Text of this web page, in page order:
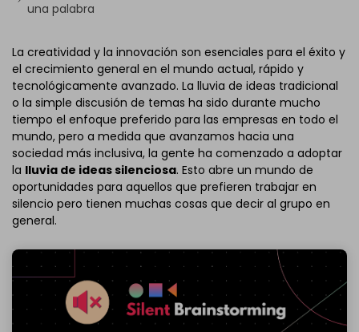
una palabra
La creatividad y la innovación son esenciales para el éxito y
el crecimiento general en el mundo actual, rápido y
tecnológicamente avanzado. La lluvia de ideas tradicional
o la simple discusión de temas ha sido durante mucho
tiempo el enfoque preferido para las empresas en todo el
mundo, pero a medida que avanzamos hacia una
sociedad más inclusiva, la gente ha comenzado a adoptar
la lluvia de ideas silenciosa. Esto abre un mundo de
oportunidades para aquellos que prefieren trabajar en
silencio pero tienen muchas cosas que decir al grupo en
general.